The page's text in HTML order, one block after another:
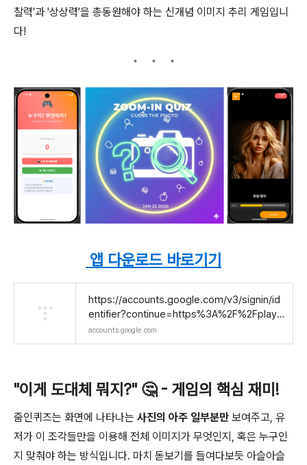
찰력'과 '상상력'을 총동원해야 하는 신개념 이미지 추리 게임입니
다!
앱 다운로드 바로기기
https://accounts.google.com/v3/signin/id
entifier?continue=https%3A%2F%2Fplay.
google.com%2Fconsole%2Fu%2F0%2Fde
velopers%2F8164137514550472569%2F
313824337737&followup=https%3A%2
F%2Fplay.google.com%2Fconsole%2Fu%
2F0%2Fdevelopers%2F816413751455047
2569%2Fapp%2F497323718962246730
4%2Fapp-dashboard&ifkv=AXbMIuBgDajk
qUZBxNKlx-Ucd8f0RPANaqVyFyIGRA3S8
accounts.google.com
"이게 도대체 뭐지?" 🤔 - 게임의 핵심 재미!
줌인퀴즈는 화면에 나타나는 사진의 아주 일부분만 보여주고, 유
저가 이 조각들만을 이용해 전체 이미지가 무엇인지, 혹은 누구인
지 맞춰야 하는 방식입니다. 마치 돋보기를 들여다보듯 아슬아슬